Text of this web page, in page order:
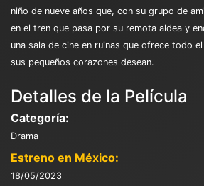
niño de nueve años que, con su grupo de
en el tren que pasa por su remota aldea y
una sala de cine en ruinas que ofrece todo
sus pequeños corazones desean.
Detalles de la Película
Categoría:
Drama
Estreno en México:
18/05/2023